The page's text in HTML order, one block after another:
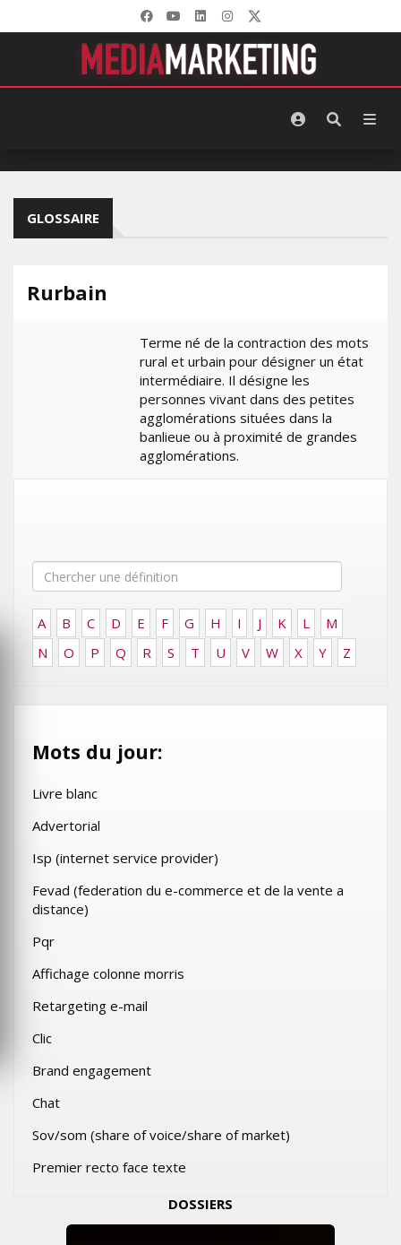
GLOSSAIRE
Rurbain
Terme né de la contraction des mots
rural et urbain pour désigner un état
intermédiaire. Il désigne les
personnes vivant dans des petites
agglomérations situées dans la
banlieue ou à proximité de grandes
agglomérations.
A B C D E F G H I J K L
M
N
O P Q R S T U V W X Y Z
Mots du jour:
Livre blanc
Advertorial
Isp (internet service provider)
Fevad (federation du e-commerce et de la vente a
distance)
Pqr
Affichage colonne morris
Retargeting e-mail
Clic
Brand engagement
Chat
Sov/som (share of voice/share of market)
Premier recto face texte
DOSSIERS